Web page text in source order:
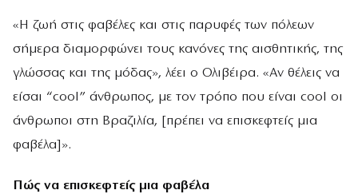
«Η ζωή στις φαβέλες και στις παρυφές των πόλεων
σήμερα διαμορφώνει τους κανόνες της αισθητικής, της
γλώσσας και της μόδας», λέει ο Ολιβέιρα. «Αν θέλεις να
είσαι “cool” άνθρωπος, με τον τρόπο που είναι cool οι
άνθρωποι στη Βραζιλία, [πρέπει να επισκεφτείς μια
φαβέλα]».
Πώς να επισκεφτείς μια φαβέλα